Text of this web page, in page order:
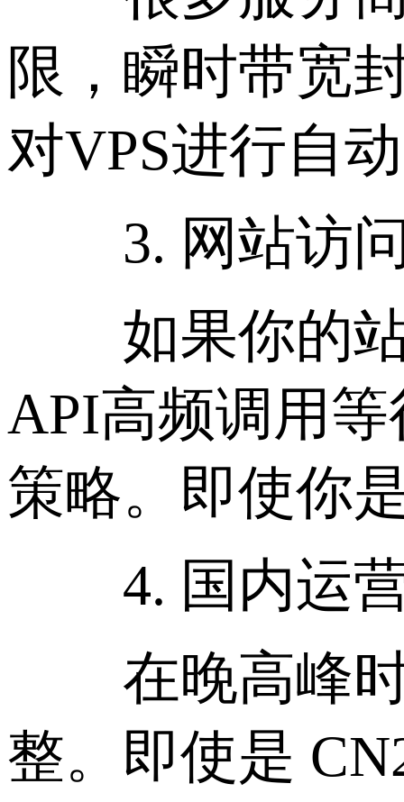
限，瞬时带宽
对VPS进行自
3. 网站访问
如果你的站
API高频调用
策略。即使你
4. 国内运营
在晚高峰时
整。即使是